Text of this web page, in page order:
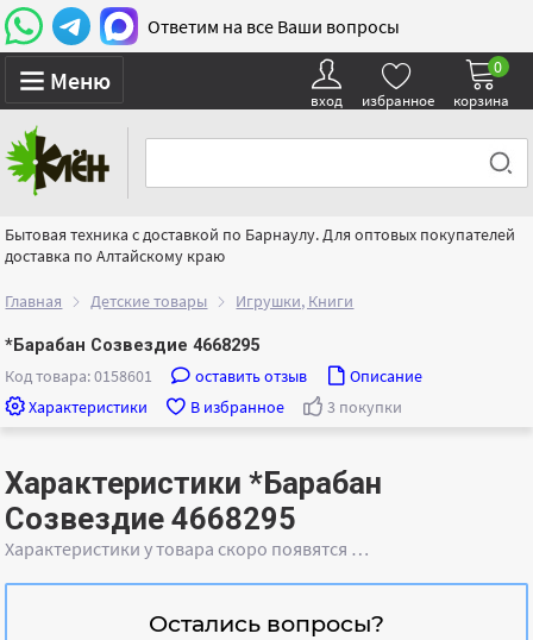
Ответим на все Ваши вопросы
Меню
вход избранное корзина
0
Бытовая техника с доставкой по Барнаулу. Для оптовых покупателей
доставка по Алтайскому краю
Главная Детские товары Игрушки, Книги
*Барабан Созвездие 4668295
Код товара: 0158601 оставить отзыв
Описание
Характеристики
В избранное 3 покупки
Характеристики *Барабан
Созвездие 4668295
Характеристики у товара скоро появятся …
Остались вопросы?